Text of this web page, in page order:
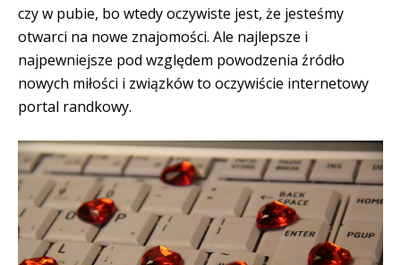
czy w pubie, bo wtedy oczywiste jest, że jesteśmy
otwarci na nowe znajomości. Ale najlepsze i
najpewniejsze pod względem powodzenia źródło
nowych miłości i związków to oczywiście internetowy
portal randkowy.